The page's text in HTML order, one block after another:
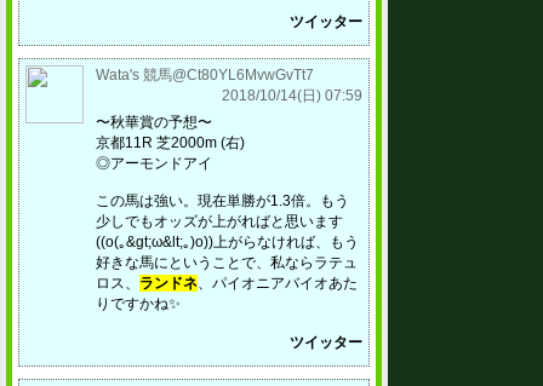
ツイッター
Wata's 競馬@Ct80YL6MvwGvTt7
2018/10/14(日) 07:59
〜秋華賞の予想〜
京都11R 芝2000m (右)
◎アーモンドアイ
この馬は強い。現在単勝が1.3倍。もう
少しでもオッズが上がればと思います
((o(｡&gt;ω&lt;｡)o))上がらなければ、もう
好きな馬にということで、私ならラテュ
ロス、 ランドネ、パイオニアバイオあた
りですかね✨
ツイッター